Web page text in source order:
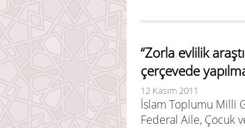
“Zorla evlilik
çerçevede
12 Kasım 2011
İslam Toplumu Milli
Federal Aile, Çocuk ve